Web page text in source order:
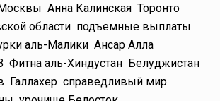
Анна Калинская Торонто
области подъемные выплаты
аль-Малики Ансар Алла
Фитна аль-Хиндустан Белуджистан
Галлахер справедливый мир